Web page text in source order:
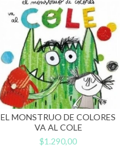
EL MONSTRUO DE COLORES
VA AL COLE
$1.290,00